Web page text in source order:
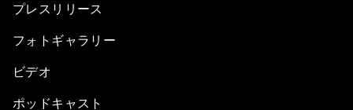
プレスリリース
フォトギャラリー
ビデオ
ポッドキャスト